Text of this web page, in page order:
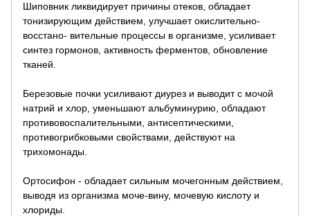
Шиповник ликвидирует причины отеков, обладает
тонизирующим действием, улучшает окислительно-
восстано- вительные процессы в организме, усиливает
синтез гормонов, активность ферментов, обновление
тканей.
Березовые почки усиливают диурез и выводит с мочой
натрий и хлор, уменьшают альбуминурию, обладают
противовоспалительными, антисептическими,
противогрибковыми свойствами, действуют на
трихомонады.
Ортосифон - обладает сильным мочегонным действием,
выводя из организма моче-вину, мочевую кислоту и
хлориды.